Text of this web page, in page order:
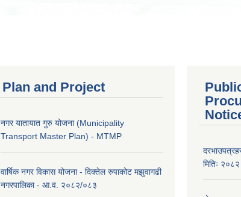
Plan and Project
नगर यातायात गुरु योजना (Municipality
Transport Master Plan) - MTMP
वार्षिक नगर विकास योजना - दिक्तेल रुपाकोट मझुवागढी
नगरपालिका - आ.व. २०८२/०८३
मितिः